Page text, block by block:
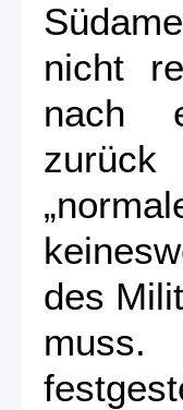
nicht
nach
des